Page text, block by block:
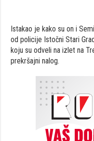
Istakao je kako su on i
od policije Istočni Stari
koju su odveli na izlet na
prekršajni nalog.